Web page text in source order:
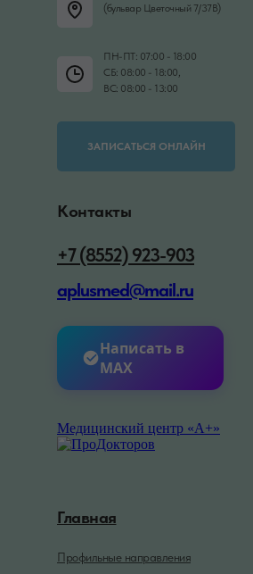
(бульвар Цветочный 7/37В)
ПН-ПТ: 07:00 - 18:00
СБ: 08:00 - 18:00,
ВС: 08:00 - 13:00
ЗАПИСАТЬСЯ ОНЛАЙН
Контакты
aplusmed@mail.ru
+7 (8552) 923-903
Профильные направления
Главная
Медицинский центр «А+»
Написать в
MAX